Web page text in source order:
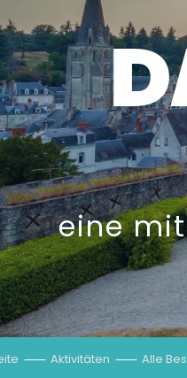
eine
Aktivitäten Alle